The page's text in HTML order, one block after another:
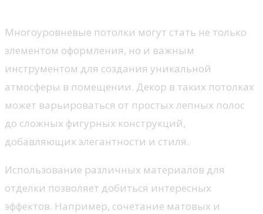
Многоуровневые потолки могут стать не только
элементом оформления, но и важным
инструментом для создания уникальной
атмосферы в помещении. Декор в таких потолках
может варьироваться от простых лепных полос
до сложных фигурных конструкций,
добавляющих элегантности и стиля.
Использование различных материалов для
отделки позволяет добиться интересных
эффектов. Например, сочетание матовых и